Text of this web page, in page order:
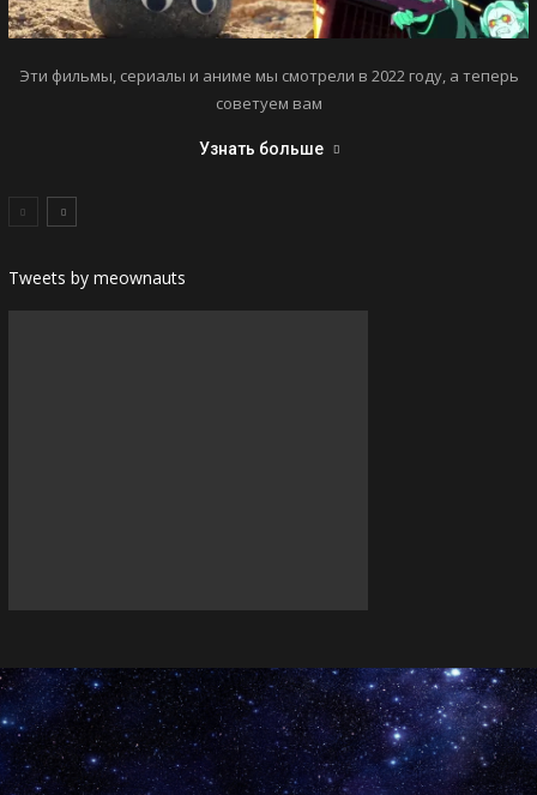
Эти фильмы, сериалы и аниме мы смотрели в 2022 году, а теперь
советуем вам
Узнать больше
Tweets by meownauts